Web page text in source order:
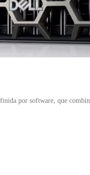
por software, que